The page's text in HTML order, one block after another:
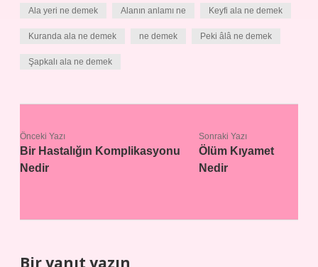
Ala yeri ne demek Alanın anlamı ne Keyfi ala ne demek
Kuranda ala ne demek ne demek Peki âlâ ne demek
Şapkalı ala ne demek
Önceki Yazı
Bir Hastalığın Komplikasyonu
Nedir
Sonraki Yazı
Ölüm Kıyamet
Nedir
Bir yanıt yazın